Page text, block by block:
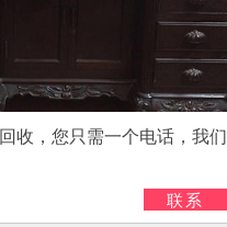
收，您只需一个电话，我们
联系